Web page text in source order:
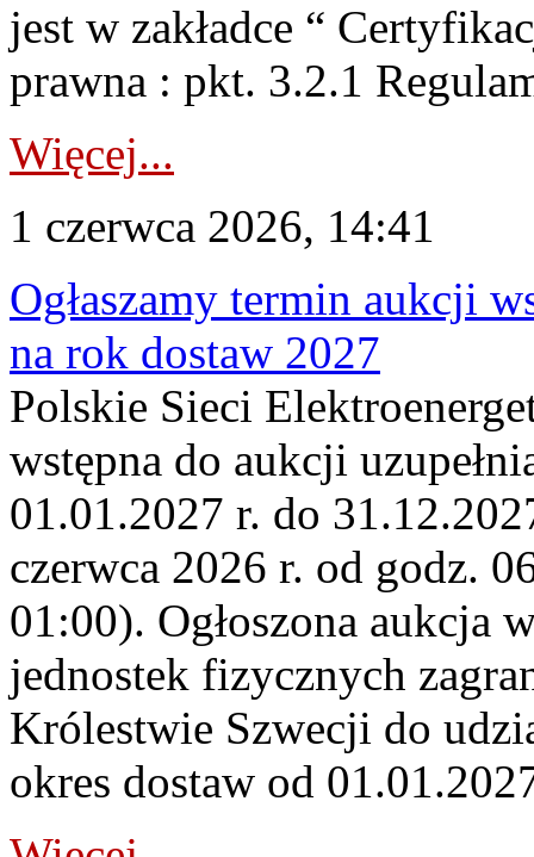
jest w zakładce “
prawna : pkt. 3.2.1
Więcej...
1 czerwca 2026, 14:41
Ogłaszamy termin aukcji
na rok dostaw 2027
Polskie Sieci
wstępna do aukcji
01.01.2027 r. do
czerwca 2026 r. od godz.
01:00). Ogłoszona aukcja
jednostek fizycznych
Królestwie Szwecji do
okres dostaw od